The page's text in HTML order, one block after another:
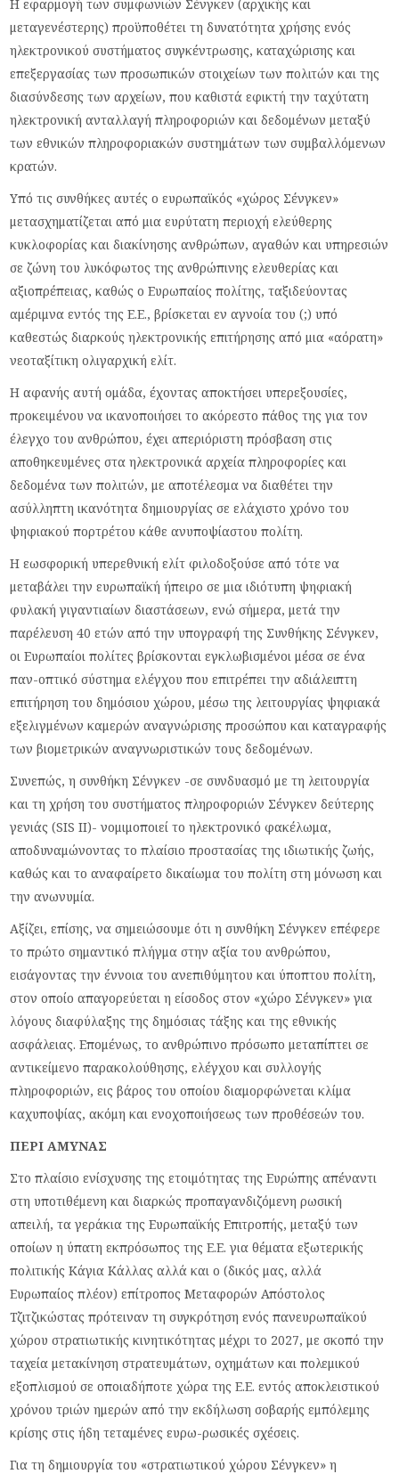
Η εφαρμογή των συμφωνιών Σένγκεν (αρχικής και
μεταγενέστερης) προϋποθέτει τη δυνατότητα χρήσης ενός
ηλεκτρονικού συστήματος συγκέντρωσης, καταχώρισης και
επεξεργασίας των προσωπικών στοιχείων των πολιτών και της
διασύνδεσης των αρχείων, που καθιστά εφικτή την ταχύτατη
ηλεκτρονική ανταλλαγή πληροφοριών και δεδομένων μεταξύ
των εθνικών πληροφοριακών συστημάτων των συμβαλλόμενων
κρατών.
Υπό τις συνθήκες αυτές ο ευρωπαϊκός «χώρος Σένγκεν»
μετασχηματίζεται από μια ευρύτατη περιοχή ελεύθερης
κυκλοφορίας και διακίνησης ανθρώπων, αγαθών και υπηρεσιών
σε ζώνη του λυκόφωτος της ανθρώπινης ελευθερίας και
αξιοπρέπειας, καθώς ο Ευρωπαίος πολίτης, ταξιδεύοντας
αμέριμνα εντός της Ε.Ε., βρίσκεται εν αγνοία του (;) υπό
καθεστώς διαρκούς ηλεκτρονικής επιτήρησης από μια «αόρατη»
νεοταξίτικη ολιγαρχική ελίτ.
Η αφανής αυτή ομάδα, έχοντας αποκτήσει υπερεξουσίες,
προκειμένου να ικανοποιήσει το ακόρεστο πάθος της για τον
έλεγχο του ανθρώπου, έχει απεριόριστη πρόσβαση στις
αποθηκευμένες στα ηλεκτρονικά αρχεία πληροφορίες και
δεδομένα των πολιτών, με αποτέλεσμα να διαθέτει την
ασύλληπτη ικανότητα δημιουργίας σε ελάχιστο χρόνο του
ψηφιακού πορτρέτου κάθε ανυποψίαστου πολίτη.
Η εωσφορική υπερεθνική ελίτ φιλοδοξούσε από τότε να
μεταβάλει την ευρωπαϊκή ήπειρο σε μια ιδιότυπη ψηφιακή
φυλακή γιγαντιαίων διαστάσεων, ενώ σήμερα, μετά την
παρέλευση 40 ετών από την υπογραφή της Συνθήκης Σένγκεν,
οι Ευρωπαίοι πολίτες βρίσκονται εγκλωβισμένοι μέσα σε ένα
παν-οπτικό σύστημα ελέγχου που επιτρέπει την αδιάλειπτη
επιτήρηση του δημόσιου χώρου, μέσω της λειτουργίας ψηφιακά
εξελιγμένων καμερών αναγνώρισης προσώπου και καταγραφής
των βιομετρικών αναγνωριστικών τους δεδομένων.
Συνεπώς, η συνθήκη Σένγκεν -σε συνδυασμό με τη λειτουργία
και τη χρήση του συστήματος πληροφοριών Σένγκεν δεύτερης
γενιάς (SIS II)- νομιμοποιεί το ηλεκτρονικό φακέλωμα,
αποδυναμώνοντας το πλαίσιο προστασίας της ιδιωτικής ζωής,
καθώς και το αναφαίρετο δικαίωμα του πολίτη στη μόνωση και
την ανωνυμία.
Αξίζει, επίσης, να σημειώσουμε ότι η συνθήκη Σένγκεν επέφερε
το πρώτο σημαντικό πλήγμα στην αξία του ανθρώπου,
εισάγοντας την έννοια του ανεπιθύμητου και ύποπτου πολίτη,
στον οποίο απαγορεύεται η είσοδος στον «χώρο Σένγκεν» για
λόγους διαφύλαξης της δημόσιας τάξης και της εθνικής
ασφάλειας. Επομένως, το ανθρώπινο πρόσωπο μεταπίπτει σε
αντικείμενο παρακολούθησης, ελέγχου και συλλογής
πληροφοριών, εις βάρος του οποίου διαμορφώνεται κλίμα
καχυποψίας, ακόμη και ενοχοποιήσεως των προθέσεών του.
ΠΕΡΙ ΑΜΥΝΑΣ
Στο πλαίσιο ενίσχυσης της ετοιμότητας της Ευρώπης απέναντι
στη υποτιθέμενη και διαρκώς προπαγανδιζόμενη ρωσική
απειλή, τα γεράκια της Ευρωπαϊκής Επιτροπής, μεταξύ των
οποίων η ύπατη εκπρόσωπος της Ε.Ε. για θέματα εξωτερικής
πολιτικής Κάγια Κάλλας αλλά και ο (δικός μας, αλλά
Ευρωπαίος πλέον) επίτροπος Μεταφορών Απόστολος
Τζιτζικώστας πρότειναν τη συγκρότηση ενός πανευρωπαϊκού
χώρου στρατιωτικής κινητικότητας μέχρι το 2027, με σκοπό την
ταχεία μετακίνηση στρατευμάτων, οχημάτων και πολεμικού
εξοπλισμού σε οποιαδήποτε χώρα της Ε.Ε. εντός αποκλειστικού
χρόνου τριών ημερών από την εκδήλωση σοβαρής εμπόλεμης
κρίσης στις ήδη τεταμένες ευρω-ρωσικές σχέσεις.
Για τη δημιουργία του «στρατιωτικού χώρου Σένγκεν» η